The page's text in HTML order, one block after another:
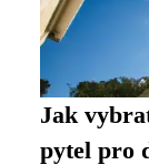
Jak
pytel pro